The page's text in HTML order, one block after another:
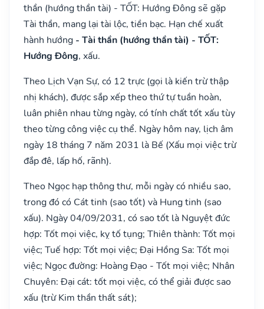
thần (hướng thần tài) - TỐT: Hướng Đông sẽ gặp
Tài thần, mang lại tài lộc, tiền bạc. Hạn chế xuất
hành hướng - Tài thần (hướng thần tài) - TỐT:
Hướng Đông, xấu.
Theo Lịch Vạn Sự, có 12 trực (gọi là kiến trừ thập
nhị khách), được sắp xếp theo thứ tự tuần hoàn,
luân phiên nhau từng ngày, có tính chất tốt xấu tùy
theo từng công việc cụ thể. Ngày hôm nay, lịch âm
ngày 18 tháng 7 năm 2031 là Bế (Xấu mọi việc trừ
đắp đê, lấp hố, rãnh).
Theo Ngọc hạp thông thư, mỗi ngày có nhiều sao,
trong đó có Cát tinh (sao tốt) và Hung tinh (sao
xấu). Ngày 04/09/2031, có sao tốt là Nguyệt đức
hợp: Tốt mọi việc, kỵ tố tụng; Thiên thành: Tốt mọi
việc; Tuế hợp: Tốt mọi việc; Đại Hồng Sa: Tốt mọi
việc; Ngọc đường: Hoàng Đạo - Tốt mọi việc; Nhân
Chuyên: Đại cát: tốt mọi việc, có thể giải được sao
xấu (trừ Kim thần thất sát);